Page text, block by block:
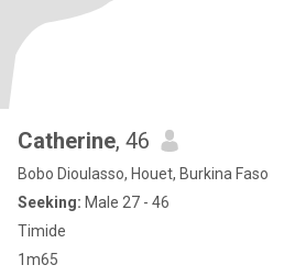
Catherine, 46
Bobo Dioulasso, Houet, Burkina Faso
Seeking: Male 27 - 46
Timide
1m65